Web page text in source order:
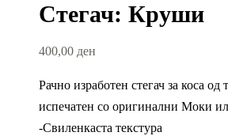
Стегач: Круши
400,00 ден
Рачно изработен стегач за коса од
испечатен со оригинални Моки
-Свиленкаста текстура